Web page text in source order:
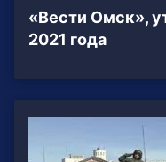
«Вести Омск»,
2021 года